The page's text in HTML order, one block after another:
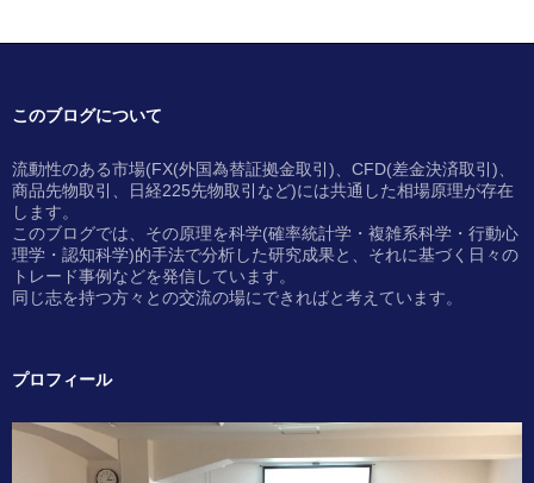
このブログについて
流動性のある市場(FX(外国為替証拠金取引)、CFD(差金決済取引)、
商品先物取引、日経225先物取引など)には共通した相場原理が存在
します。
このブログでは、その原理を科学(確率統計学・複雑系科学・行動心
理学・認知科学)的手法で分析した研究成果と、それに基づく日々の
トレード事例などを発信しています。
同じ志を持つ方々との交流の場にできればと考えています。
プロフィール